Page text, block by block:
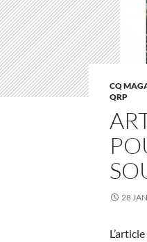
CQ
QRP
28